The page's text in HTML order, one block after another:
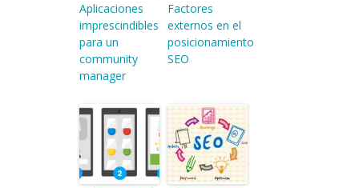
Aplicaciones
imprescindibles
para un
community
manager
Factores
externos en el
posicionamiento
SEO